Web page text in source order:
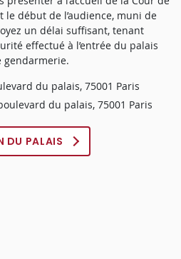
à la fois réglementée,
quelle manière les pouvoirs
réglementaire « public » et le
» (Conseil national des
religieuse, une liberté
?
le début de l’audience, muni de
un délai suffisant, tenant
effectué à l’entrée du palais
gendarmerie.
du palais, 75001 Paris
du palais, 75001 Paris
DU PALAIS